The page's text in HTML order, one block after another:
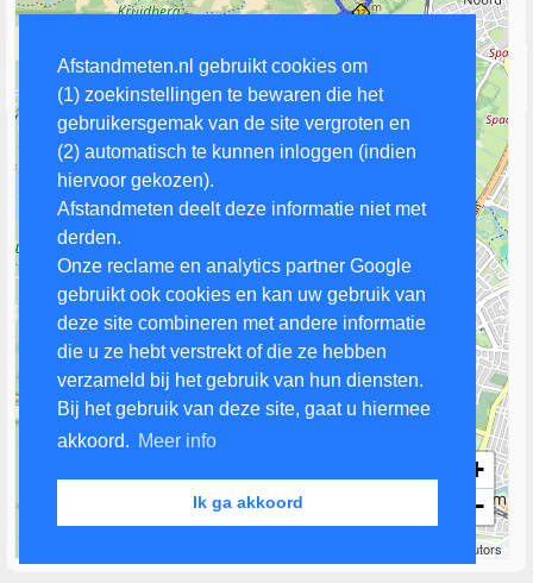
Afstandmeten.nl gebruikt cookies om
(1) zoekinstellingen te bewaren die het
gebruikersgemak van de site vergroten en
(2) automatisch te kunnen inloggen (indien
hiervoor gekozen).
Afstandmeten deelt deze informatie niet met
derden.
Onze reclame en analytics partner Google
gebruikt ook cookies en kan uw gebruik van
deze site combineren met andere informatie
die u ze hebt verstrekt of die ze hebben
verzameld bij het gebruik van hun diensten.
Bij het gebruik van deze site, gaat u hiermee
akkoord. Meer info
Ik ga akkoord
+
−
contributors